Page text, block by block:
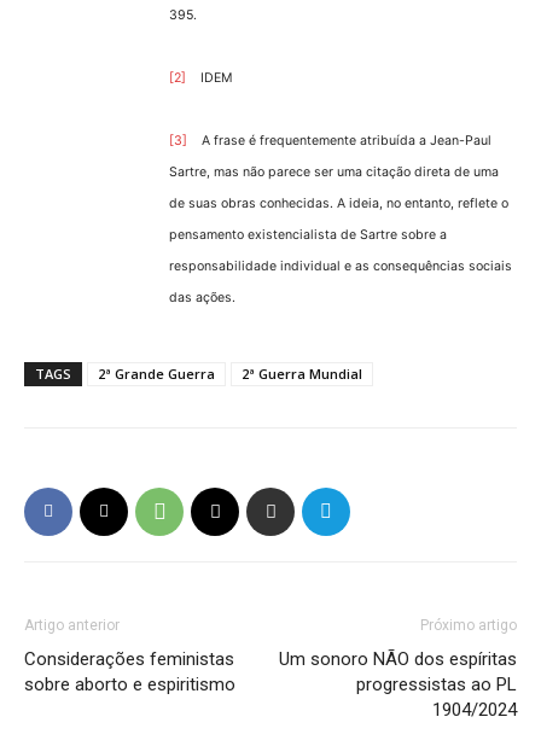
395.
[2] IDEM
[3] A frase é frequentemente atribuída a Jean-Paul
Sartre, mas não parece ser uma citação direta de uma
de suas obras conhecidas. A ideia, no entanto, reflete o
pensamento existencialista de Sartre sobre a
responsabilidade individual e as consequências sociais
das ações.
TAGS 2ª Grande Guerra 2ª Guerra Mundial
Artigo anterior
Considerações feministas
sobre aborto e espiritismo
Próximo artigo
Um sonoro NÃO dos espíritas
progressistas ao PL
1904/2024